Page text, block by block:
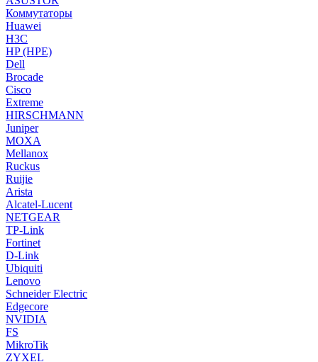
Коммутаторы
Huawei
H3C
HP (HPE)
Dell
Brocade
Cisco
Extreme
HIRSCHMANN
Juniper
MOXA
Mellanox
Ruckus
Ruijie
Arista
Alcatel-Lucent
NETGEAR
TP-Link
Fortinet
D-Link
Ubiquiti
Lenovo
Schneider Electric
Edgecore
NVIDIA
FS
MikroTik
ZYXEL